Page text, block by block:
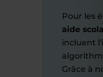
Pour les
aide
incluent
Grâce à